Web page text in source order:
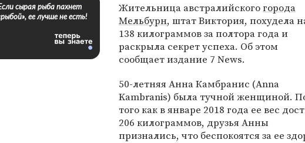
Жительница австралийскогогорода
Мельбурн, штат Виктория, похудела
138 килограммов за полтора года и
раскрыла секрет успеха. Об этом
сообщает издание 7 News.
50-летняя Анна Камбранис (Anna
Kambranis) была тучной женщиной.
того как в январе 2018 года ее вес
206 килограммов, друзья Анны
признались, что беспокоятся за ее
сырая рыба пахнет
ее лучше не есть!